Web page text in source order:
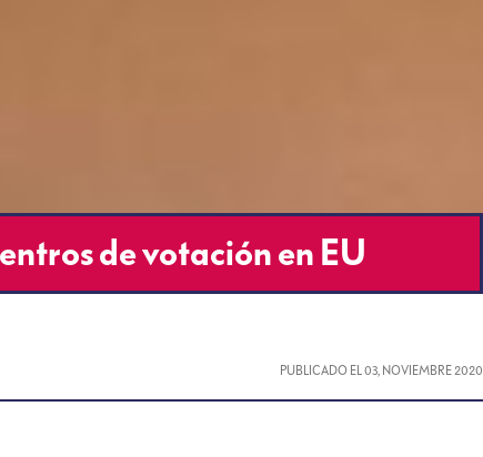
de votación en EU
PUBLICADO EL03, NOVIEMBRE 2020